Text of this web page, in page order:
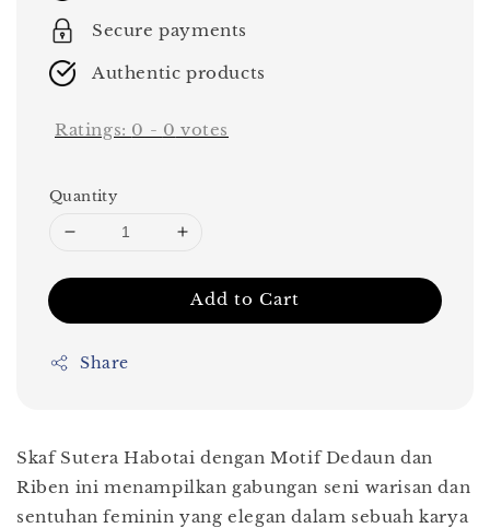
Secure payments
Authentic products
Ratings: 0 - 0 votes
Quantity
Add to Cart
Share
Skaf Sutera Habotai dengan Motif Dedaun dan
Riben ini menampilkan gabungan seni warisan dan
sentuhan feminin yang elegan dalam sebuah karya